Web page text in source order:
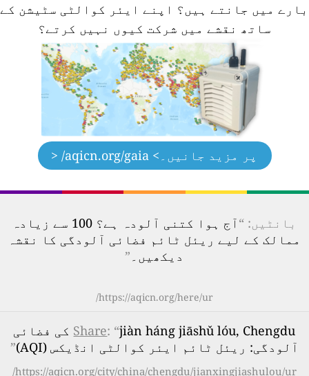
میں جانتے ہیں؟
اپنے ایئر کوالٹی سٹیشن کے
ساتھ نقشے میں شرکت کیوں نہیں کرتے؟
پر مزید جانیں۔> aqicn.org/gaia/ <
بانٹیں: “
آج ہوا کتنی آلودہ ہے؟ 100 سے زیادہ
ممالک کے لیے ریئل ٹائم فضائی آلودگی کا نقشہ
دیکھیں۔”
https://aqicn.org/here/ur/
Share : “
jiàn háng jiāshǔ lóu, Chengdu کی فضائی
آلودگی: ریئل ٹائم ایئر کوالٹی انڈیکس (AQI)
”
https://aqicn.org/city/china/chengdu/jianxingjiashulou/ur/